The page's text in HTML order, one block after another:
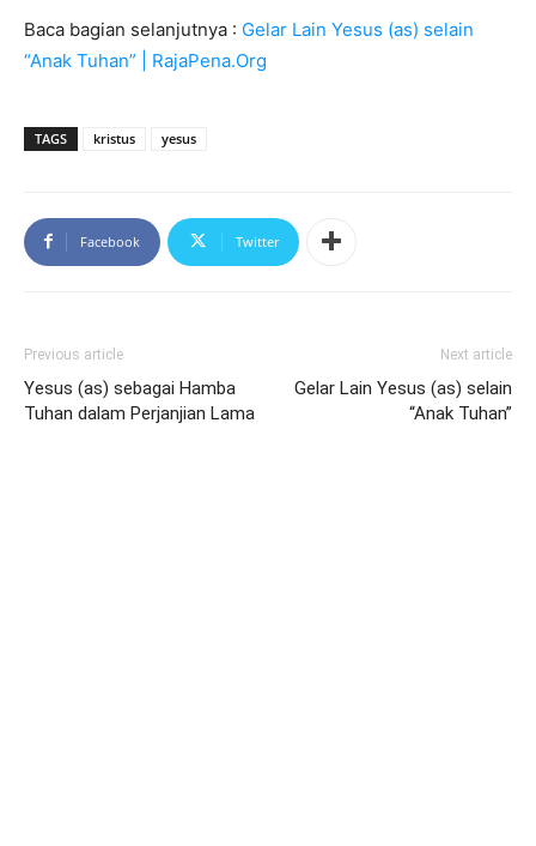
Baca bagian selanjutnya : Gelar Lain Yesus (as) selain
“Anak Tuhan” | RajaPena.Org
TAGS kristus yesus
Facebook Twitter
Previous article
Yesus (as) sebagai Hamba
Tuhan dalam Perjanjian Lama
Next article
Gelar Lain Yesus (as) selain
“Anak Tuhan”